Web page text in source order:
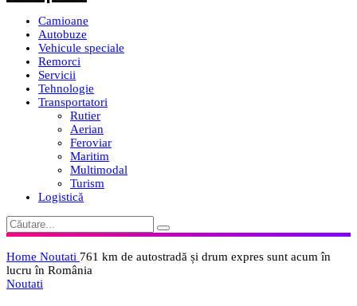
Camioane
Autobuze
Vehicule speciale
Remorci
Servicii
Tehnologie
Transportatori
Rutier
Aerian
Feroviar
Maritim
Multimodal
Turism
Logistică
Home Noutati 761 km de autostradă și drum expres sunt acum în
lucru în România
Noutati